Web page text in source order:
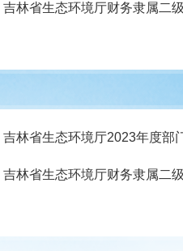
吉林省生态环境厅财务隶属二
吉林省生态环境厅2023年度部
吉林省生态环境厅财务隶属二